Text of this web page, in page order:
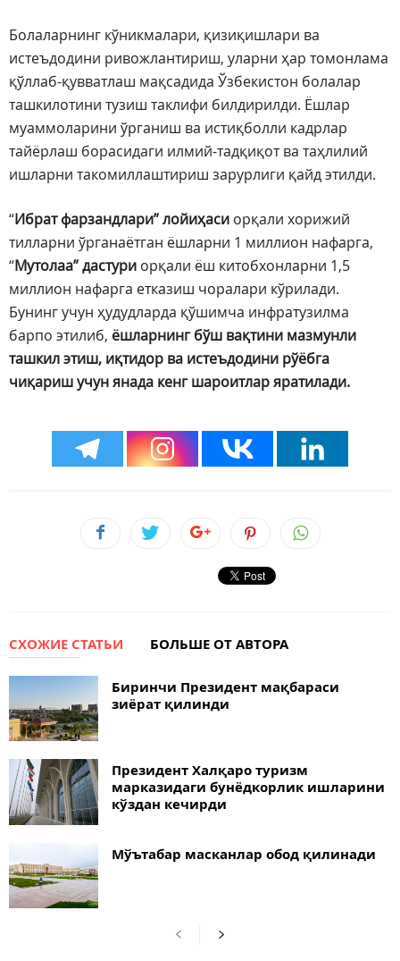
Болаларнинг кўникмалари, қизиқишлари ва
истеъдодини ривожлантириш, уларни ҳар томонлама
қўллаб-қувватлаш мақсадида Ўзбекистон болалар
ташкилотини тузиш таклифи билдирилди. Ёшлар
муаммоларини ўрганиш ва истиқболли кадрлар
тайёрлаш борасидаги илмий-тадқиқот ва таҳлилий
ишларни такомиллаштириш зарурлиги қайд этилди.
“Ибрат фарзандлари” лойиҳаси орқали хорижий
тилларни ўрганаётган ёшларни 1 миллион нафарга,
“Мутолаа” дастури орқали ёш китобхонларни 1,5
миллион нафарга етказиш чоралари кўрилади.
Бунинг учун ҳудудларда қўшимча инфратузилма
барпо этилиб, ёшларнинг бўш вақтини мазмунли
ташкил этиш, иқтидор ва истеъдодини рўёбга
чиқариш учун янада кенг шароитлар яратилади.
СХОЖИЕ СТАТЬИ БОЛЬШЕ ОТ АВТОРА
Биринчи Президент мақбараси
зиёрат қилинди
Президент Халқаро туризм
марказидаги бунёдкорлик ишларини
кўздан кечирди
Мўътабар масканлар обод қилинади